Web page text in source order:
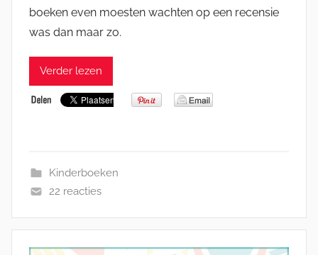
boeken even moesten wachten op een recensie
was dan maar zo.
Verder lezen
Kinderboeken
22 reacties